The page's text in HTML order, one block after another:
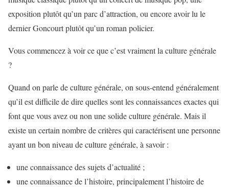
exposition plutôt qu’un parc d’attraction, ou encore avoir lu le
dernier Goncourt plutôt qu’un roman policier.
Vous commencez à voir ce que c’est vraiment la culture générale
?
Quand on parle de culture générale, on sous-entend généralement
qu’il est difficile de dire quelles sont les connaissances exactes qui
font que vous avez ou non une solide culture générale. Mais il
existe un certain nombre de critères qui caractérisent une personne
ayant un bon niveau de culture générale, à savoir :
une connaissance des sujets d’actualité ;
une connaissance de l’histoire, principalement l’histoire de